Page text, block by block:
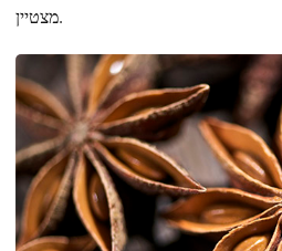
מצטיין.